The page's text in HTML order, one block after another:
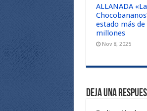
ALLANADA
estado más de
millones
Nov 8, 2025
Deja una